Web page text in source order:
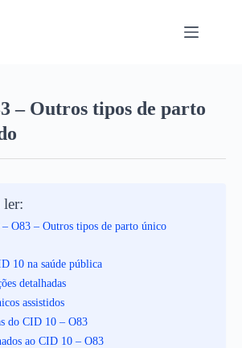
– Outros tipos de parto
ler:
O83 – Outros tipos de parto único
10 na saúde pública
detalhadas
assistidos
do CID 10 – O83
ao CID 10 – O83